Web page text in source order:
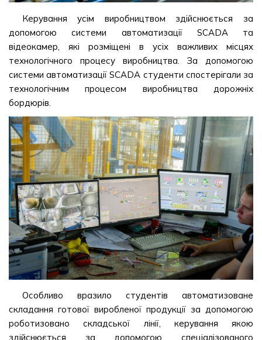
Керування усім виробництвом здійснюється за
допомогою системи автоматизації SCADA та
відеокамер, які розміщені в усіх важливих місцях
технологічного процесу виробництва. За допомогою
системи автоматизації SCADA студенти спостерігали за
технологічним процесом виробництва дорожніх
бордюрів.
Особливо вразило студентів автоматизоване
складання готової виробленої продукції за допомогою
роботизовано складської лінії, керування якою
здійснюється за допомогою спеціалізованого